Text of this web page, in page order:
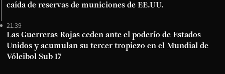
caída de reservas de municiones de EE.UU.
21:39
Las Guerreras Rojas ceden ante el poderío de Estados
Unidos y acumulan su tercer tropiezo en el Mundial de
Vóleibol Sub 17